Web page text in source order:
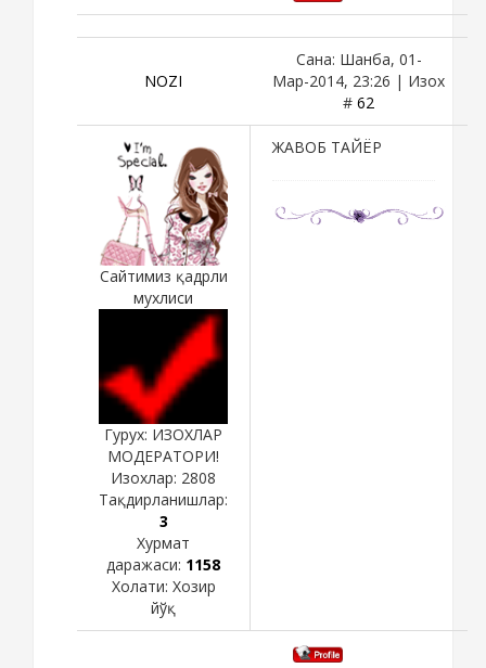
NOZI
Сана: Шанба, 01-
Мар-2014, 23:26 | Изох
# 62
Сайтимиз қадрли
мухлиси
Гурух: ИЗОХЛАР
МОДЕРАТОРИ!
Изохлар: 2808
Тақдирланишлар:
3
Хурмат
даражаси: 1158
Холати: Хозир
йўқ
ЖАВОБ ТАЙЁР